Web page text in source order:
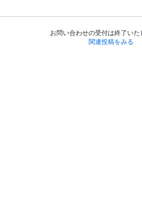
お問い合わせの受付は終了いた
関連投稿をみる